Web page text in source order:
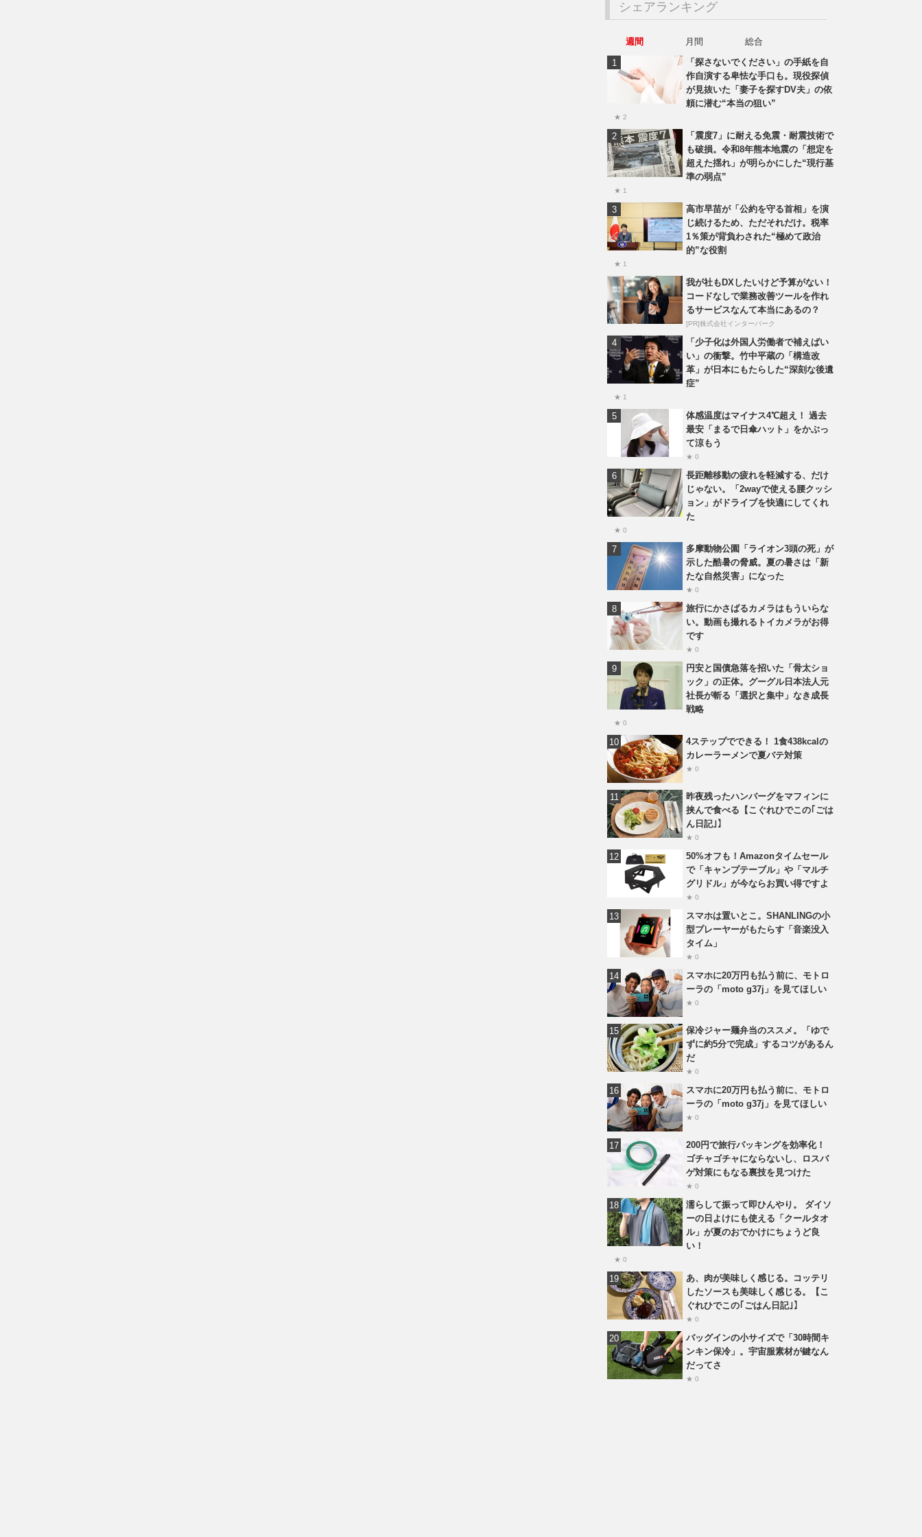
シェアランキング
週間 月間
総合
「探さないでください」の手紙を自
作自演する卑怯な手口も。現役探偵
が見抜いた「妻子を探すDV夫」の依
頼に潜む“本当の狙い”
★ 2
「震度7」に耐える免震・耐震技術で
も破損。令和8年熊本地震の「想定を
超えた揺れ」が明らかにした“現行基
準の弱点”
★ 1
高市早苗が「公約を守る首相」を演
じ続けるため、ただそれだけ。税率
1％策が背負わされた“極めて政治
的”な役割
★ 1
我が社もDXしたいけど予算がない！
コードなしで業務改善ツールを作れ
るサービスなんて本当にあるの？
[PR]株式会社インターパーク
「少子化は外国人労働者で補えばい
い」の衝撃。竹中平蔵の「構造改
革」が日本にもたらした“深刻な後遺
症”
★ 1
体感温度はマイナス4℃超え！ 過去
最安「まるで日傘ハット」をかぶっ
て涼もう
★ 0
長距離移動の疲れを軽減する、だけ
じゃない。「2wayで使える腰クッシ
ョン」がドライブを快適にしてくれ
た
★ 0
多摩動物公園「ライオン3頭の死」が
示した酷暑の脅威。夏の暑さは「新
たな自然災害」になった
★ 0
旅行にかさばるカメラはもういらな
い。動画も撮れるトイカメラがお得
です
★ 0
円安と国債急落を招いた「骨太ショ
ック」の正体。グーグル日本法人元
社長が斬る「選択と集中」なき成長
戦略
★ 0
4ステップでできる！ 1食438kcalの
カレーラーメンで夏バテ対策
★ 0
昨夜残ったハンバーグをマフィンに
挟んで食べる【こぐれひでこの｢ごは
ん日記｣】
★ 0
50%オフも！Amazonタイムセール
で「キャンプテーブル」や「マルチ
グリドル」が今ならお買い得ですよ
★ 0
スマホは置いとこ。SHANLINGの小
型プレーヤーがもたらす「音楽没入
タイム」
★ 0
スマホに20万円も払う前に、モトロ
ーラの「moto g37j」を見てほしい
★ 0
保冷ジャー麺弁当のススメ。「ゆで
ずに約5分で完成」するコツがあるん
だ
★ 0
スマホに20万円も払う前に、モトロ
ーラの「moto g37j」を見てほしい
★ 0
200円で旅行パッキングを効率化！
ゴチャゴチャにならないし、ロスバ
ゲ対策にもなる裏技を見つけた
★ 0
濡らして振って即ひんやり。 ダイソ
ーの日よけにも使える「クールタオ
ル」が夏のおでかけにちょうど良
い！
★ 0
あ、肉が美味しく感じる。コッテリ
したソースも美味しく感じる。【こ
ぐれひでこの｢ごはん日記｣】
★ 0
バッグインの小サイズで「30時間キ
ンキン保冷」。宇宙服素材が鍵なん
だってさ
★ 0